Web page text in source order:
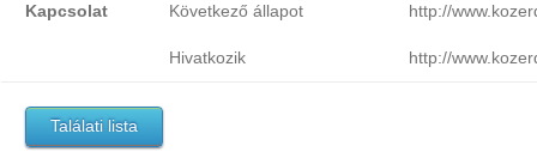
Kapcsolat Következő állapot http://
Hivatkozik http://
Találati lista